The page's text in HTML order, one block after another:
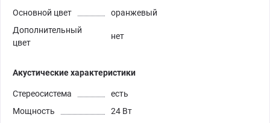
Основной цвет
оранжевый
Дополнительный
цвет
нет
Акустические характеристики
Стереосистема
есть
Мощность
24 Вт